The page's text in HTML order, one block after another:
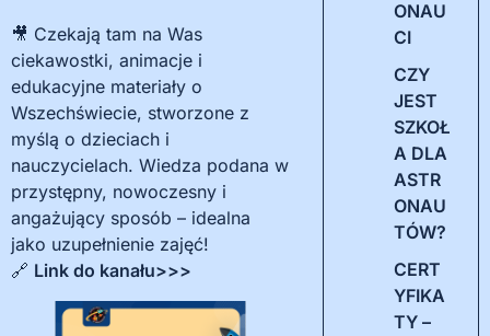
🎥 Czekają tam na Was
ciekawostki, animacje i
edukacyjne materiały o
Wszechświecie, stworzone z
myślą o dzieciach i
nauczycielach. Wiedza podana w
przystępny, nowoczesny i
angażujący sposób – idealna
jako uzupełnienie zajęć!
🔗 Link do kanału>>>
ONAU
CI
CZY
JEST
SZKOŁ
A DLA
ASTR
ONAU
TÓW?
CERT
YFIKA
TY –